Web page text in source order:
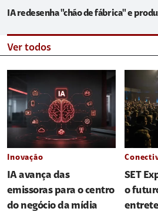
IA redesenha "chão de fábrica" e
Ver todos
Inovação
IA avança das
emissoras para o centro
do negócio da mídia
SET
o